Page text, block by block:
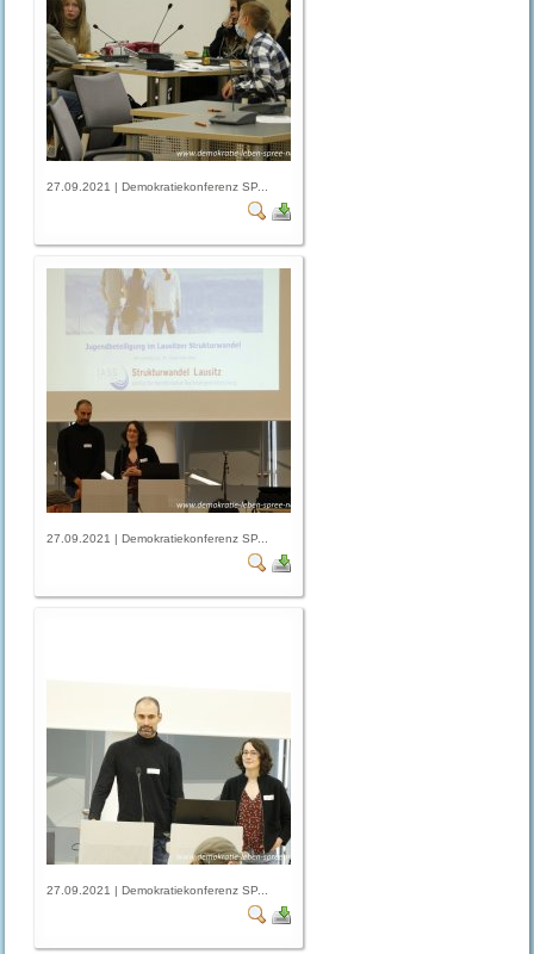
27.09.2021 | Demokratiekonferenz SP...
27.09.2021 | Demokratiekonferenz SP...
27.09.2021 | Demokratiekonferenz SP...